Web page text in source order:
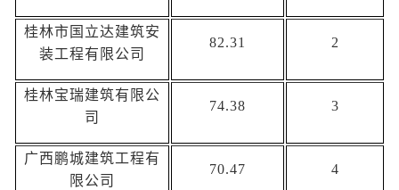
桂林市国立达建筑安
装工程有限公司
82.31 2
桂林宝瑞建筑有限公
司
74.38 3
广西鹏城建筑工程有
限公司
70.47 4